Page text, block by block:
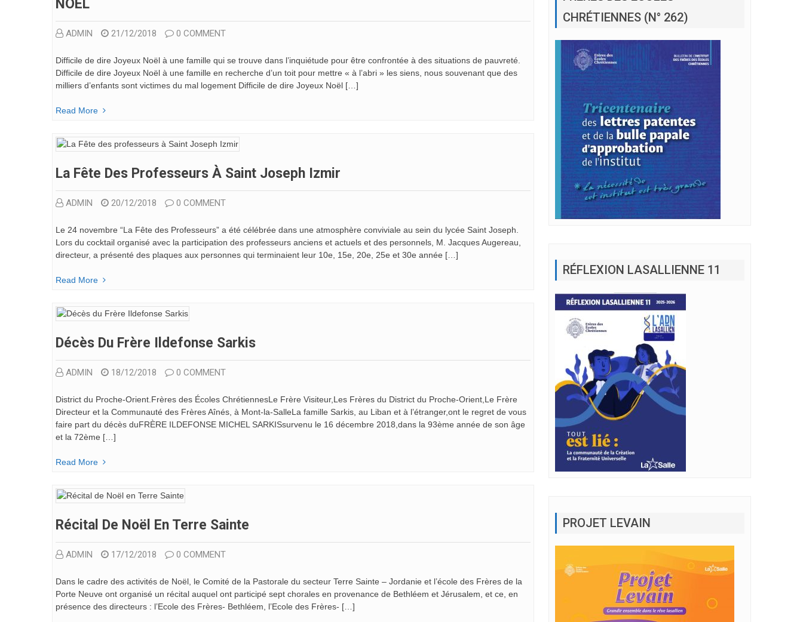
NOËL
ADMIN 21/12/2018 0 COMMENT
Difficile de dire Joyeux Noël à une famille qui se trouve dans l’inquiétude pour être confrontée à des situations de pauvreté.
Difficile de dire Joyeux Noël à une famille en recherche d’un toit pour mettre « à l’abri » les siens, nous souvenant que des
milliers d’enfants sont victimes du mal logement Difficile de dire Joyeux Noël […]
Read More
La Fête Des Professeurs À Saint Joseph Izmir
ADMIN 20/12/2018 0 COMMENT
Le 24 novembre “La Fête des Professeurs” a été célébrée dans une atmosphère conviviale au sein du lycée Saint Joseph.
Lors du cocktail organisé avec la participation des professeurs anciens et actuels et des personnels, M. Jacques Augereau,
directeur, a présenté des plaques aux personnes qui terminaient leur 10e, 15e, 20e, 25e et 30e année […]
Read More
Décès Du Frère Ildefonse Sarkis
ADMIN 18/12/2018 0 COMMENT
District du Proche-Orient.Frères des Écoles ChrétiennesLe Frère Visiteur,Les Frères du District du Proche-Orient,Le Frère
Directeur et la Communauté des Frères Aînés, à Mont-la-SalleLa famille Sarkis, au Liban et à l’étranger,ont le regret de vous
faire part du décès duFRÈRE ILDEFONSE MICHEL SARKISsurvenu le 16 décembre 2018,dans la 93ème année de son âge
et la 72ème […]
Read More
Récital De Noël En Terre Sainte
ADMIN 17/12/2018 0 COMMENT
Dans le cadre des activités de Noël, le Comité de la Pastorale du secteur Terre Sainte – Jordanie et l’école des Frères de la
Porte Neuve ont organisé un récital auquel ont participé sept chorales en provenance de Bethléem et Jérusalem, et ce, en
présence des directeurs : l’Ecole des Frères- Bethléem, l’Ecole des Frères- […]
CHRÉTIENNES (N° 262)
RÉFLEXION LASALLIENNE 11
PROJET LEVAIN